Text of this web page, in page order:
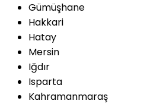
Gümüşhane
Hakkari
Hatay
Mersin
Iğdır
Isparta
Kahramanmaraş